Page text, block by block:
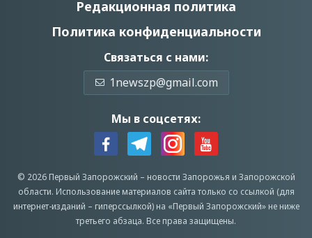
Редакционная политика
Политика конфиденциальности
Связаться с нами:
1newszp@gmail.com
Мы в соцсетях:
© 2026 Первый Запорожский – новости Запорожья и Запорожской
области. Использование материалов сайта только со ссылкой (для
интернет-изданий – гиперссылкой) на «Первый Запорожский» не ниже
третьего абзаца. Все права защищены.